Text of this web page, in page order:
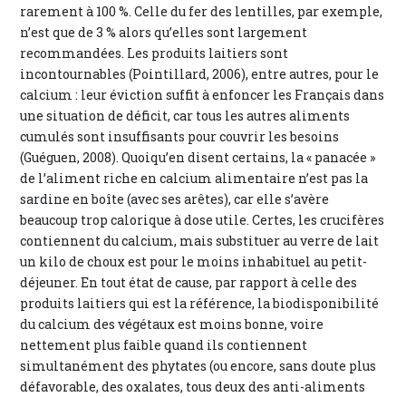
rarement à 100 %. Celle du fer des lentilles, par exemple,
n’est que de 3 % alors qu’elles sont largement
recommandées. Les produits laitiers sont
incontournables (Pointillard, 2006), entre autres, pour le
calcium : leur éviction suffit à enfoncer les Français dans
une situation de déficit, car tous les autres aliments
cumulés sont insuffisants pour couvrir les besoins
(Guéguen, 2008). Quoiqu’en disent certains, la « panacée »
de l’aliment riche en calcium alimentaire n’est pas la
sardine en boîte (avec ses arêtes), car elle s’avère
beaucoup trop calorique à dose utile. Certes, les crucifères
contiennent du calcium, mais substituer au verre de lait
un kilo de choux est pour le moins inhabituel au petit-
déjeuner. En tout état de cause, par rapport à celle des
produits laitiers qui est la référence, la biodisponibilité
du calcium des végétaux est moins bonne, voire
nettement plus faible quand ils contiennent
simultanément des phytates (ou encore, sans doute plus
défavorable, des oxalates, tous deux des anti-aliments